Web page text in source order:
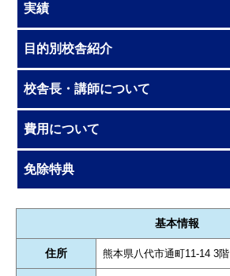
実績
目的別校舎紹介
校舎長・講師について
費用について
免除特典
基本情報
住所 熊本県八代市通町11-14 3階